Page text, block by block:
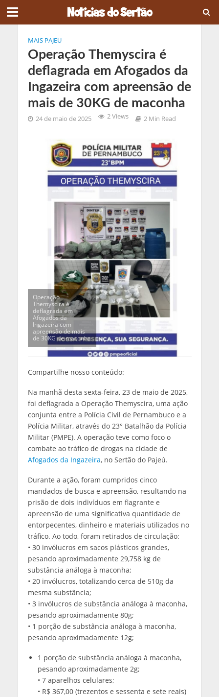
MAIS PAJEU
Operação Themyscira é
deflagrada em Afogados da
Ingazeira com apreensão de
mais de 30KG de maconha
24 de maio de 2025 2 Views 2 Min Read
Operação
Themyscira é
deflagrada em
Afogados da
Ingazeira com
apreensão de mais
de 30KG de maconha
Compartilhe nosso conteúdo:
Na manhã desta sexta-feira, 23 de maio de 2025,
foi deflagrada a Operação Themyscira, uma ação
conjunta entre a Polícia Civil de Pernambuco e a
Polícia Militar, através do 23° Batalhão da Polícia
Militar (PMPE). A operação teve como foco o
combate ao tráfico de drogas na cidade de
Afogados da Ingazeira, no Sertão do Pajeú.
Durante a ação, foram cumpridos cinco
mandados de busca e apreensão, resultando na
prisão de dois indivíduos em flagrante e
apreensão de uma significativa quantidade de
entorpecentes, dinheiro e materiais utilizados no
tráfico. Ao todo, foram retirados de circulação:
• 30 invólucros em sacos plásticos grandes,
pesando aproximadamente 29,758 kg de
substância análoga à maconha;
• 20 invólucros, totalizando cerca de 510g da
mesma substância;
• 3 invólucros de substância análoga à maconha,
pesando aproximadamente 80g;
• 1 porção de substância análoga à maconha,
pesando aproximadamente 12g;
1 porção de substância análoga à maconha,
pesando aproximadamente 2g;
• 7 aparelhos celulares;
• R$ 367,00 (trezentos e sessenta e sete reais)